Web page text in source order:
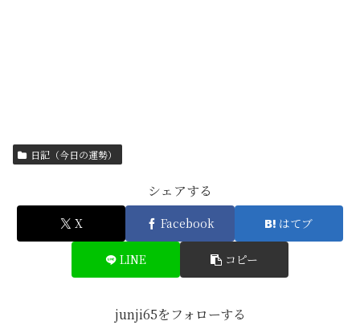
日記（今日の運勢）
シェアする
X Facebook はてブ
LINE コピー
junji65をフォローする